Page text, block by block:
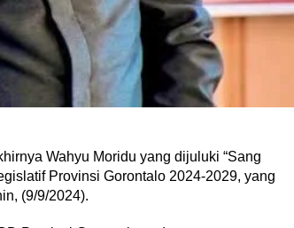
Wahyu Moridu yang dijuluki “Sang
Provinsi Gorontalo 2024-2029, yang
(9/9/2024).